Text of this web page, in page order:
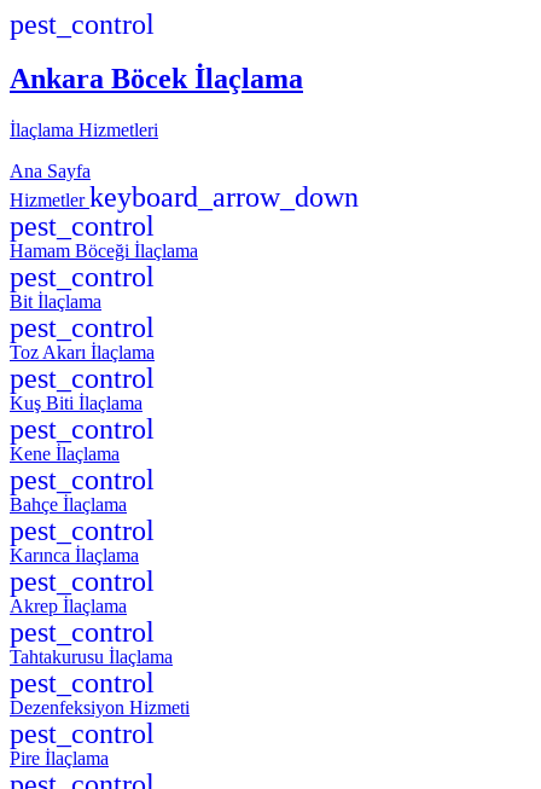
pest_control
Ankara Böcek İlaçlama
İlaçlama Hizmetleri
Ana Sayfa
Hizmetlerkeyboard_arrow_down
pest_control
Hamam Böceği İlaçlama
pest_control
Bit İlaçlama
pest_control
Toz Akarı İlaçlama
pest_control
Kuş Biti İlaçlama
pest_control
Kene İlaçlama
pest_control
Bahçe İlaçlama
pest_control
Karınca İlaçlama
pest_control
Akrep İlaçlama
pest_control
Tahtakurusu İlaçlama
pest_control
Dezenfeksiyon Hizmeti
pest_control
Pire İlaçlama